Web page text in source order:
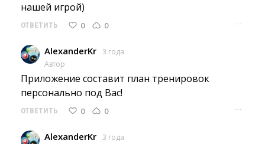
нашей игрой)
ОТВЕТИТЬ 0 0 ···
AlexanderKr 3 года
Автор
Приложение составит план тренировок
персонально под Вас!
ОТВЕТИТЬ 0 0 ···
AlexanderKr 3 года